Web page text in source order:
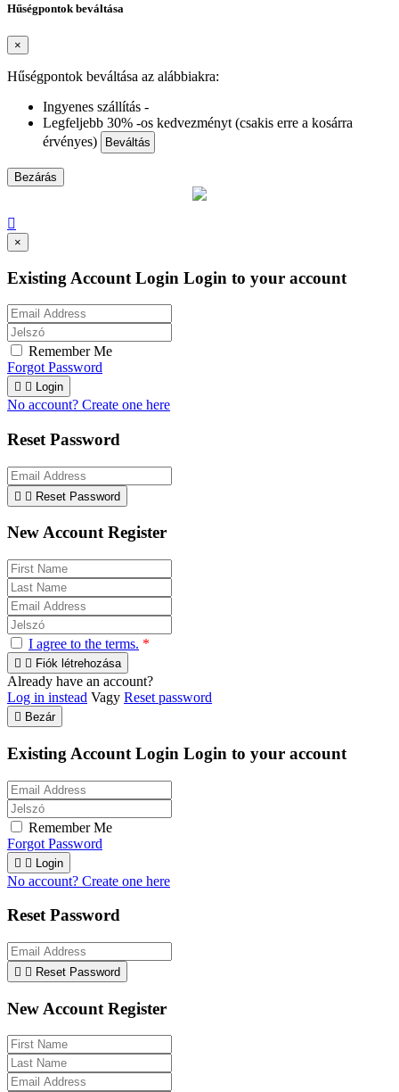
Hűségpontok beváltása
×
Hűségpontok beváltása az alábbiakra:
Ingyenes szállítás -
Legfeljebb 30% -os kedvezményt (csakis erre a kosárra
érvényes)
Beváltás
Bezárás

×
Existing Account Login Login to your account
Remember Me
Forgot Password
  Login
No account? Create one here
Reset Password
  Reset Password
New Account Register
I agree to the terms. *
  Fiók létrehozása
Already have an account?
Log in instead Vagy Reset password
 Bezár
Existing Account Login Login to your account
Remember Me
Forgot Password
  Login
No account? Create one here
Reset Password
  Reset Password
New Account Register